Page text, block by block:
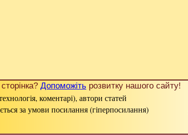
Допоможіть розвитку нашого сайту!
коментарі), автори статей
за умови посилання (гіперпосилання)